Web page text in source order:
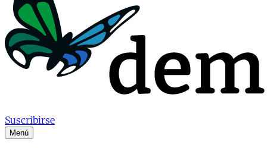
Suscribirse
Menú